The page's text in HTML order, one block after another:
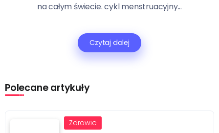
na całym świecie. cykl menstruacyjny...
Czytaj dalej
Polecane artykuły
Zdrowie